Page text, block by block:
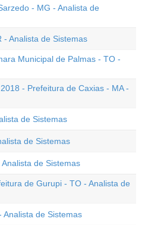
- MG - Analista de
- Analista de Sistemas
Municipal de Palmas - TO -
- Prefeitura de Caxias - MA -
de Sistemas
de Sistemas
de Sistemas
de Gurupi - TO - Analista de
Analista de Sistemas